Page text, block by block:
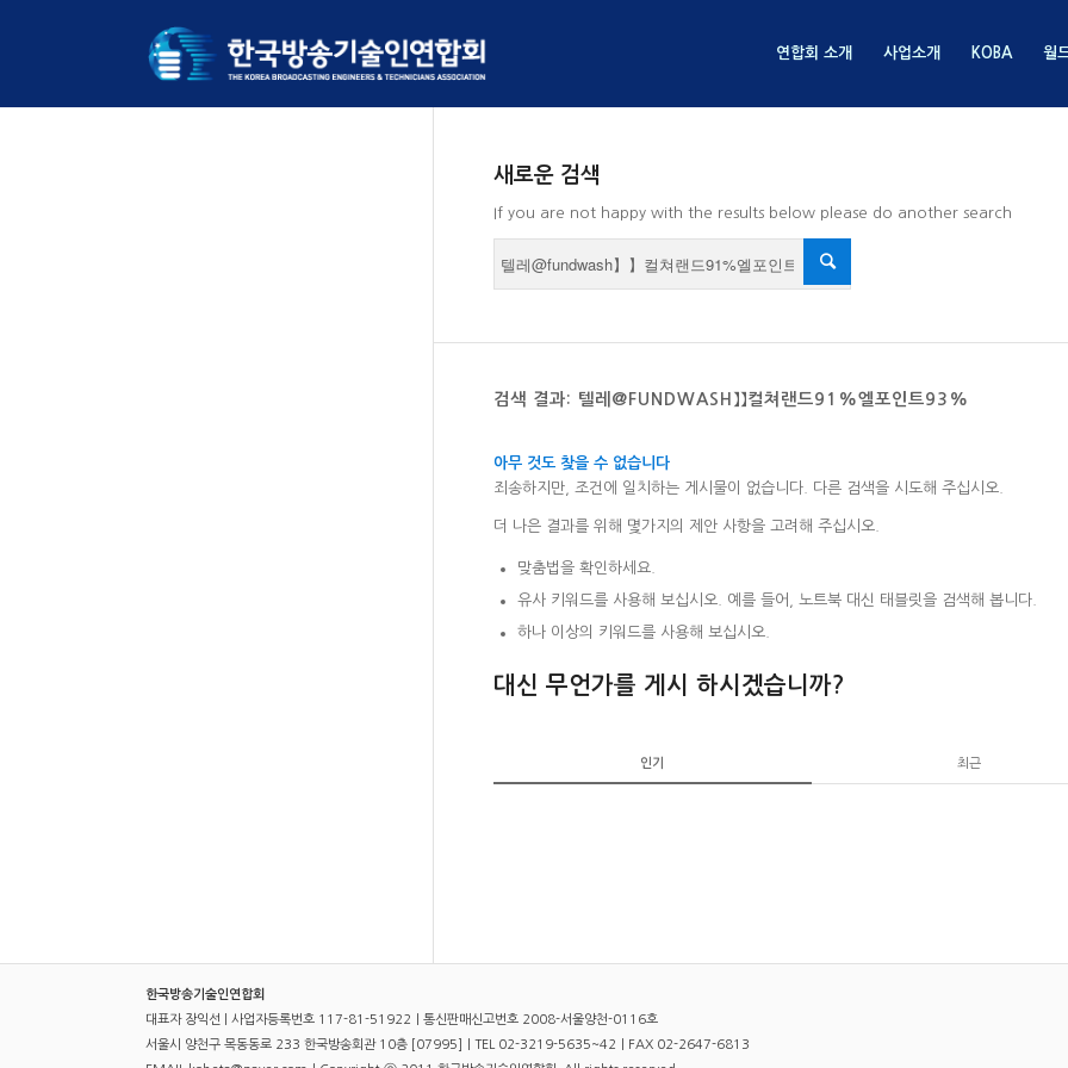
연합회 소개 사업소개 KOBA 월
새로운 검색
If you are not happy with the results below please do another search
검색 결과: 텔레@FUNDWASH】】컬쳐랜드91%엘포인트93%
아무 것도 찾을 수 없습니다
죄송하지만, 조건에 일치하는 게시물이 없습니다. 다른 검색을 시도해 주십시오.
더 나은 결과를 위해 몇가지의 제안 사항을 고려해 주십시오.
맞춤법을 확인하세요.
유사 키워드를 사용해 보십시오. 예를 들어, 노트북 대신 태블릿을 검색해 봅니다.
하나 이상의 키워드를 사용해 보십시오.
대신 무언가를 게시 하시겠습니까?
인기 최근
한국방송기술인연합회
대표자 장익선 | 사업자등록번호 117-81-51922｜통신판매신고번호 2008-서울양천-0116호
서울시 양천구 목동동로 233 한국방송회관 10층 [07995]｜TEL 02-3219-5635~42｜FAX 02-2647-6813